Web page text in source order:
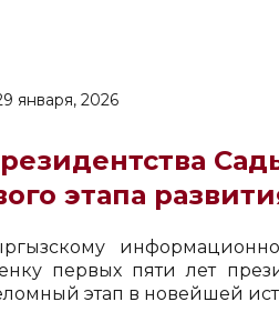
января, 2026
этапа
первых пяти лет
этап в новейшей